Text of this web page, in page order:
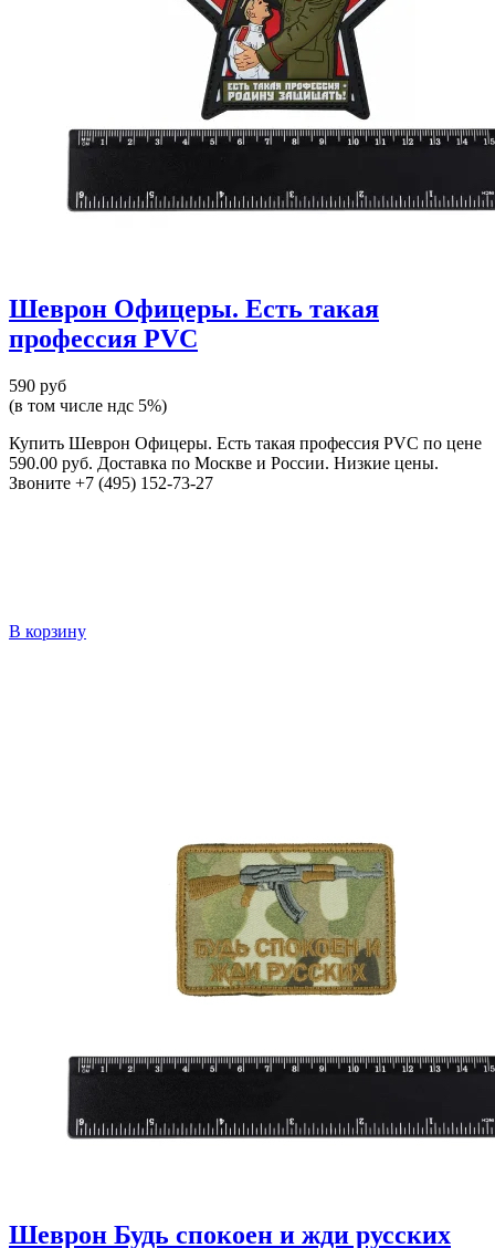
Шеврон Офицеры. Есть такая
профессия PVC
590 руб
(в том числе ндс 5%)
Купить Шеврон Офицеры. Есть такая профессия PVC по цене
590.00 руб. Доставка по Москве и России. Низкие цены.
Звоните +7 (495) 152-73-27
В корзину
Шеврон Будь спокоен и жди русских